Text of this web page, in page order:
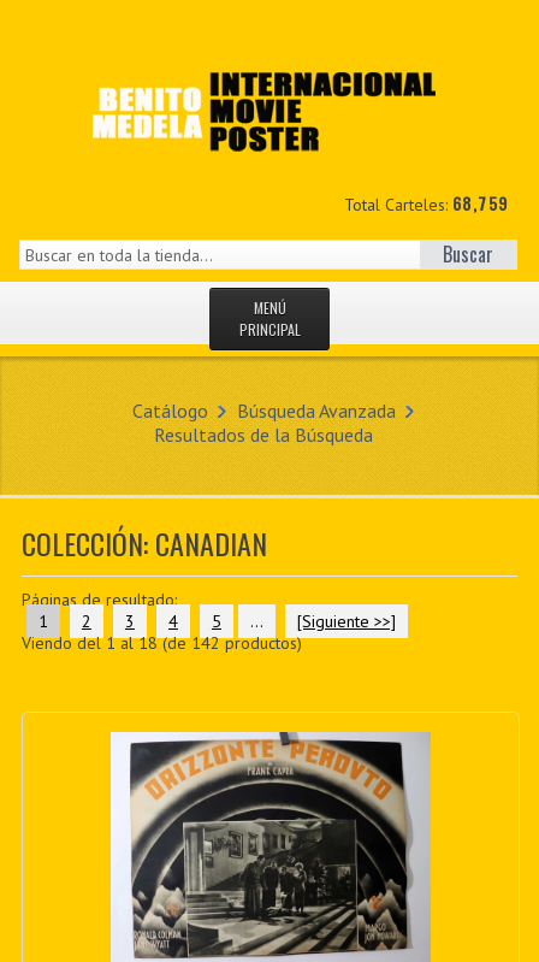
Total Carteles: 68,759
Buscar
MENÚ
PRINCIPAL
NOVEDADES
PDF BOOKS
CUSTOM PDF
Catálogo
Búsqueda Avanzada
Resultados de la Búsqueda
COLECCIÓN: CANADIAN
Páginas de resultado:
1
2 3 4 5 ...
[Siguiente >>]
Viendo del1al18(de142productos)